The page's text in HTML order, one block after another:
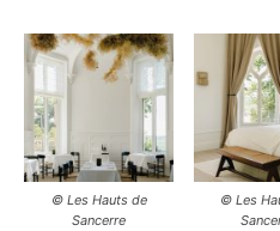
© Les Hauts de
Sancerre
© Les